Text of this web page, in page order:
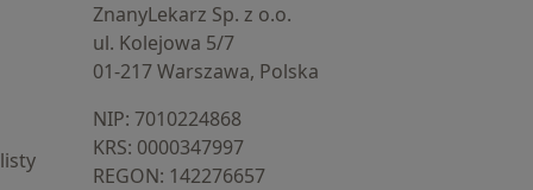
ZnanyLekarz Sp. z o.o.
ul. Kolejowa 5/7
01-217 Warszawa, Polska
NIP: ⁠7010224868
KRS: ⁠0000347997
REGON: ⁠142276657